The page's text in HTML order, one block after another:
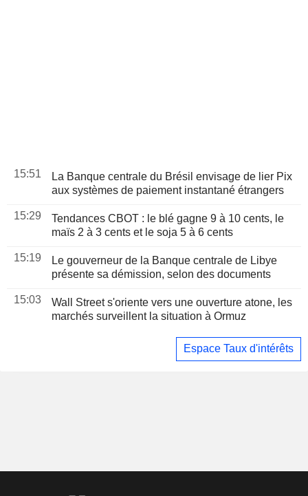
15:51
La Banque centrale du Brésil envisage de lier Pix
aux systèmes de paiement instantané étrangers
15:29
Tendances CBOT : le blé gagne 9 à 10 cents, le
maïs 2 à 3 cents et le soja 5 à 6 cents
15:19
Le gouverneur de la Banque centrale de Libye
présente sa démission, selon des documents
15:03
Wall Street s'oriente vers une ouverture atone, les
marchés surveillent la situation à Ormuz
Espace Taux d'intérêts